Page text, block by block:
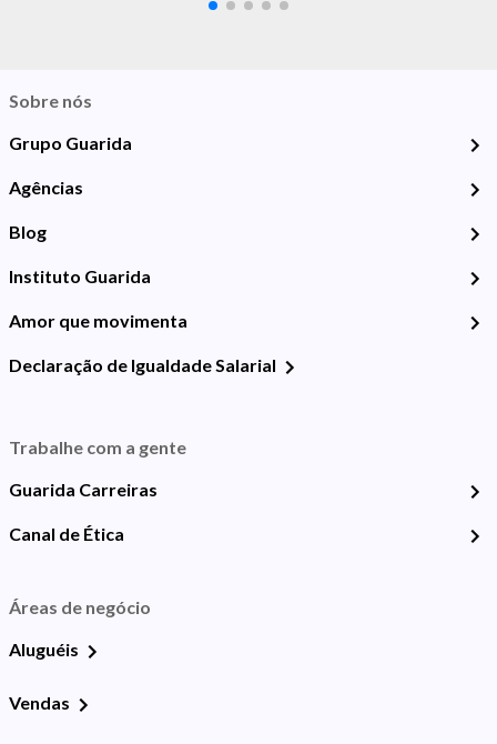
Sobre nós
Grupo Guarida
Agências
Blog
Instituto Guarida
Amor que movimenta
Declaração de Igualdade Salarial
Trabalhe com a gente
Guarida Carreiras
Canal de Ética
Áreas de negócio
Aluguéis
Vendas